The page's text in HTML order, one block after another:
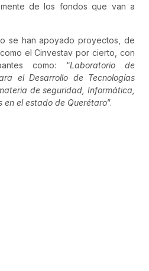
de los fondos que van a
se han apoyado proyectos, de
el Cinvestav por cierto, con
como: “Laboratorio de
el Desarrollo de Tecnologías
de seguridad, Informática,
el estado de Querétaro”.